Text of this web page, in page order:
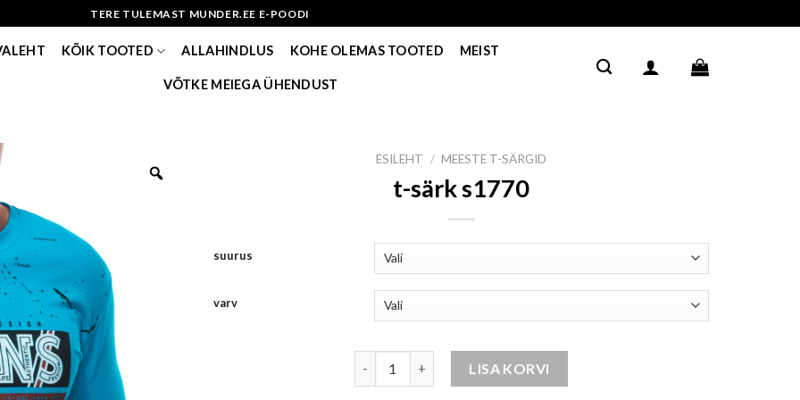
TERE TULEMAST MUNDER.EE E-POODI
KÕIK TOOTED ALLAHINDLUS KOHE OLEMAS TOOTED MEIST
VÕTKE MEIEGA ÜHENDUST
ESILEHT / MEESTE T-SÄRGID
t-särk s1770
suurus
varv
LISA KORVI